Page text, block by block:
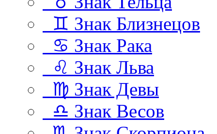
♊ Знак Близнецов
♋ Знак Рака
♌ Знак Льва
♍ Знак Девы
♎ Знак Весов